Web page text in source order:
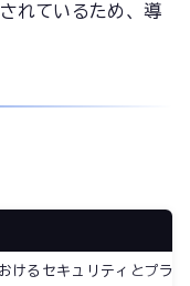
れているため、導
けるセキュリティとプラ